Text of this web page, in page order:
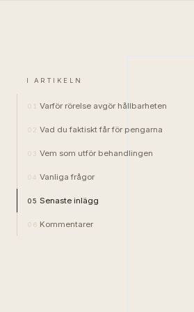
I ARTIKELN
01 Varför rörelse avgör hållbarheten
02 Vad du faktiskt får för pengarna
03 Vem som utför behandlingen
04 Vanliga frågor
05 Senaste inlägg
06 Kommentarer